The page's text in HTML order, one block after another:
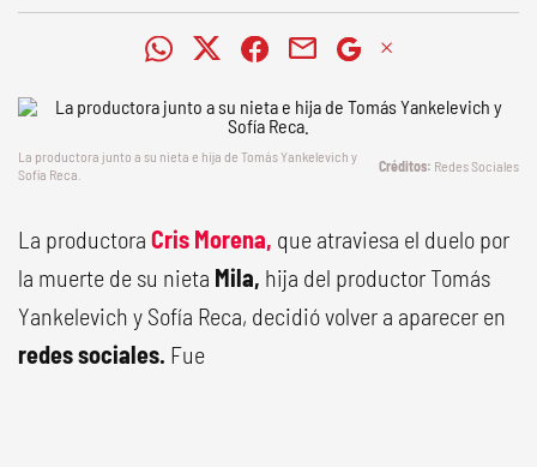
La productora junto a su nieta e hija de Tomás Yankelevich y
Sofía Reca.
Redes Sociales
La productora Cris Morena, que atraviesa el duelo por
la muerte de su nieta Mila, hija del productor Tomás
Yankelevich y Sofía Reca, decidió volver a aparecer en
redes sociales. Fue